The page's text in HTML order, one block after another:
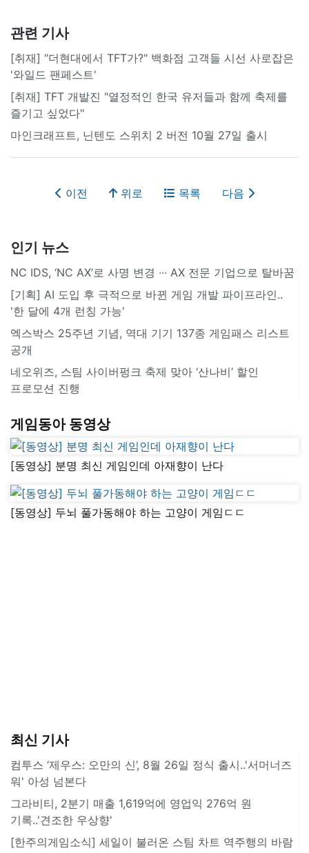
관련 기사
[취재] "더현대에서 TFT가?" 백화점 고객들 시선 사로잡은
'와일드 팬페스트'
[취재] TFT 개발진 "열정적인 한국 유저들과 함께 축제를
즐기고 싶었다"
마인크래프트, 닌텐도 스위치 2 버전 10월 27일 출시
이전 위로 목록 다음
인기 뉴스
NC IDS, ‘NC AX’로 사명 변경 ∙∙∙ AX 전문 기업으로 탈바꿈
[기획] AI 도입 후 극적으로 바뀐 게임 개발 파이프라인..
'한 달에 4개 런칭 가능'
엑스박스 25주년 기념, 역대 기기 137종 게임패스 리스트
공개
네오위즈, 스팀 사이버펑크 축제 맞아 ‘산나비’ 할인
프로모션 진행
게임동아 동영상
[동영상] 분명 최신 게임인데 아재향이 난다
[동영상] 두뇌 풀가동해야 하는 고양이 게임ㄷㄷ
최신 기사
컴투스 ‘제우스: 오만의 신’, 8월 26일 정식 출시..'서머너즈
워' 아성 넘본다
그라비티, 2분기 매출 1,619억에 영업익 276억 원
기록..'견조한 우상향'
[한주의게임소식] 세일이 불러온 스팀 차트 역주행의 바람